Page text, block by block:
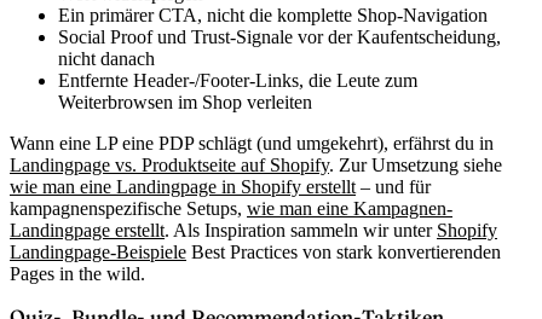
Ein primärer CTA, nicht die komplette Shop-Navigation
Social Proof und Trust-Signale vor der Kaufentscheidung,
nicht danach
Entfernte Header-/Footer-Links, die Leute zum
Weiterbrowsen im Shop verleiten
Wann eine LP eine PDP schlägt (und umgekehrt), erfährst du in
Landingpage vs. Produktseite auf Shopify. Zur Umsetzung siehe
wie man eine Landingpage in Shopify erstellt – und für
kampagnenspezifische Setups, wie man eine Kampagnen-
Landingpage erstellt. Als Inspiration sammeln wir unter Shopify
Landingpage-Beispiele Best Practices von stark konvertierenden
Pages in the wild.